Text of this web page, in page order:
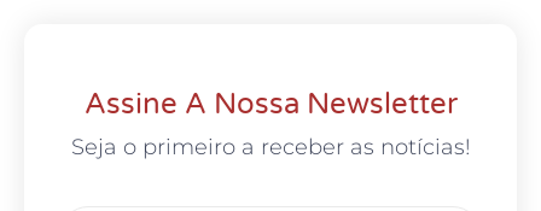
Assine A Nossa Newsletter
Seja o primeiro a receber as notícias!